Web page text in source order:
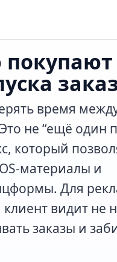
время
не “ещё один
который
материалы и
Для
видит не
заказы и